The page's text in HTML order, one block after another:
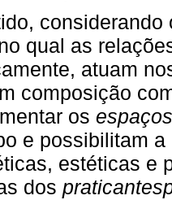
qual as
atuam
composição
os
e possibilitam
estéticas e
dos